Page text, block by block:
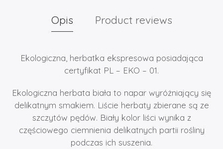
Opis Product reviews
Ekologiczna, herbatka ekspresowa posiadająca
certyfikat PL – EKO – 01.
Ekologiczna herbata biała to napar wyróżniający się
delikatnym smakiem. Liście herbaty zbierane są ze
szczytów pędów. Biały kolor liści wynika z
częściowego ciemnienia delikatnych partii rośliny
podczas ich suszenia.